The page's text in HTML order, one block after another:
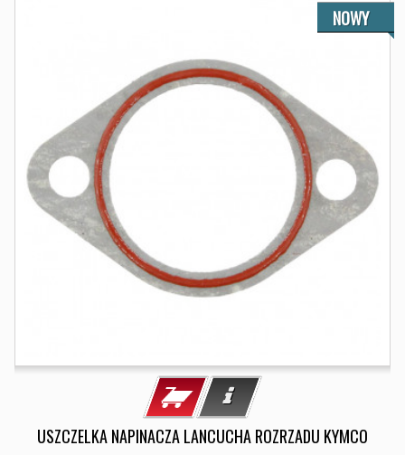
NOWY
USZCZELKA NAPINACZA LANCUCHA ROZRZADU KYMCO